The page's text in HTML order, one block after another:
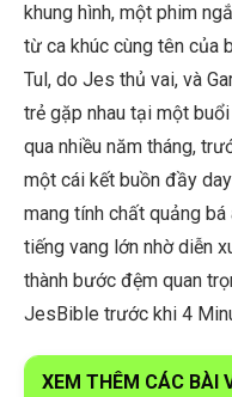
khung hình, một phim
từ ca khúc cùng tên của
Tul, do Jes thủ vai, và
trẻ gặp nhau tại một
qua nhiều năm tháng,
một cái kết buồn đầy
mang tính chất quảng
tiếng vang lớn nhờ diễn
thành bước đệm quan
JesBible trước khi 4
XEM THÊM CÁC BÀI